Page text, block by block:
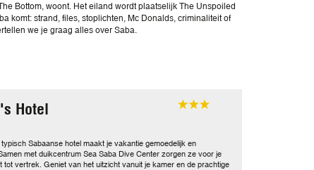
Bottom, woont. Het eiland wordt plaatselijk The Unspoiled
komt: strand, files, stoplichten, Mc Donalds, criminaliteit of
we je graag alles over Saba.
Hotel
typisch Sabaanse hotel maakt je vakantie gemoedelijk en
met duikcentrum Sea Saba Dive Center zorgen ze voor je
tot vertrek. Geniet van het uitzicht vanuit je kamer en de prachtige